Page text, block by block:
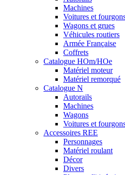
Machines
Voitures et
Wagons et grues
Véhicules routiers
Armée Française
Coffrets
Catalogue HOm/HOe
Matériel moteur
Matériel remorqué
Catalogue N
Autorails
Machines
Wagons
Voitures et
Accessoires REE
Personnages
Matériel roulant
Décor
Divers